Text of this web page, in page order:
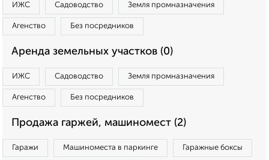
ИЖС Садоводство Земля промназначения
Агенство Без посредников
Аренда земельных участков (0)
ИЖС Садоводство Земля промназначения
Агенство Без посредников
Продажа гаржей, машиномест (2)
Гаражи Машиноместа в паркинге Гаражные боксы